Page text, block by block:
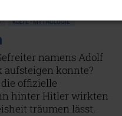
KULTE • MYTHOLOGIE
namens Adolf
aufsteigen konnte?
offizielle
hinter Hitler wirkten
träumen lässt.